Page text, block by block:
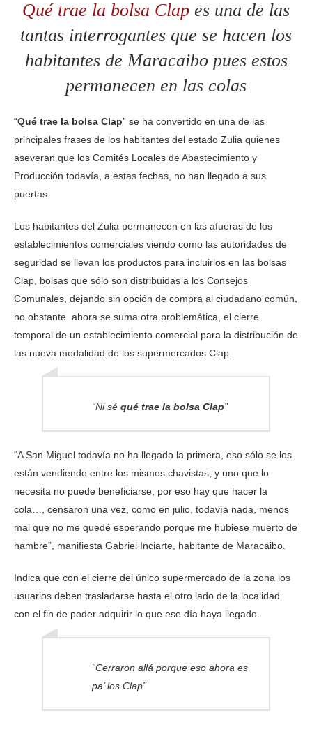
Qué trae la bolsa Clap es una de las
tantas interrogantes que se hacen los
habitantes de Maracaibo pues estos
permanecen en las colas
“Qué trae la bolsa Clap” se ha convertido en una de las
principales frases de los habitantes del estado Zulia quienes
aseveran que los Comités Locales de Abastecimiento y
Producción todavía, a estas fechas, no han llegado a sus
puertas.
Los habitantes del Zulia permanecen en las afueras de los
establecimientos comerciales viendo como las autoridades de
seguridad se llevan los productos para incluirlos en las bolsas
Clap, bolsas que sólo son distribuidas a los Consejos
Comunales, dejando sin opción de compra al ciudadano común,
no obstante ahora se suma otra problemática, el cierre
temporal de un establecimiento comercial para la distribución de
las nueva modalidad de los supermercados Clap.
“Ni sé qué trae la bolsa Clap”
“A San Miguel todavía no ha llegado la primera, eso sólo se los
están vendiendo entre los mismos chavistas, y uno que lo
necesita no puede beneficiarse, por eso hay que hacer la
cola…, censaron una vez, como en julio, todavía nada, menos
mal que no me quedé esperando porque me hubiese muerto de
hambre”, manifiesta Gabriel Inciarte, habitante de Maracaibo.
Indica que con el cierre del único supermercado de la zona los
usuarios deben trasladarse hasta el otro lado de la localidad
con el fin de poder adquirir lo que ese día haya llegado.
“Cerraron allá porque eso ahora es
pa’ los Clap”